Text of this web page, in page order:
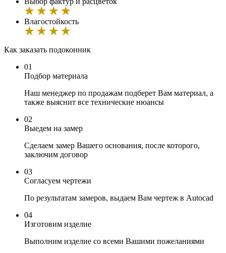
Влагостойкость
Как заказать подоконник
01
Подбор материала
Наш менеджер по продажам подберет Вам материал, а
также выяснит все технические нюансы
02
Выедем на замер
Сделаем замер Вашего основания, после которого,
заключим договор
03
Согласуем чертежи
По результатам замеров, выдаем Вам чертеж в Autocad
04
Изготовим изделие
Выполним изделие со всеми Вашими пожеланиями